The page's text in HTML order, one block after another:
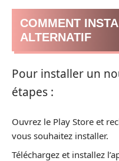
COMMENT
ALTERNATIF
Pour installer un
étapes :
Ouvrez le Play Store et
vous souhaitez installer.
Téléchargez et installez